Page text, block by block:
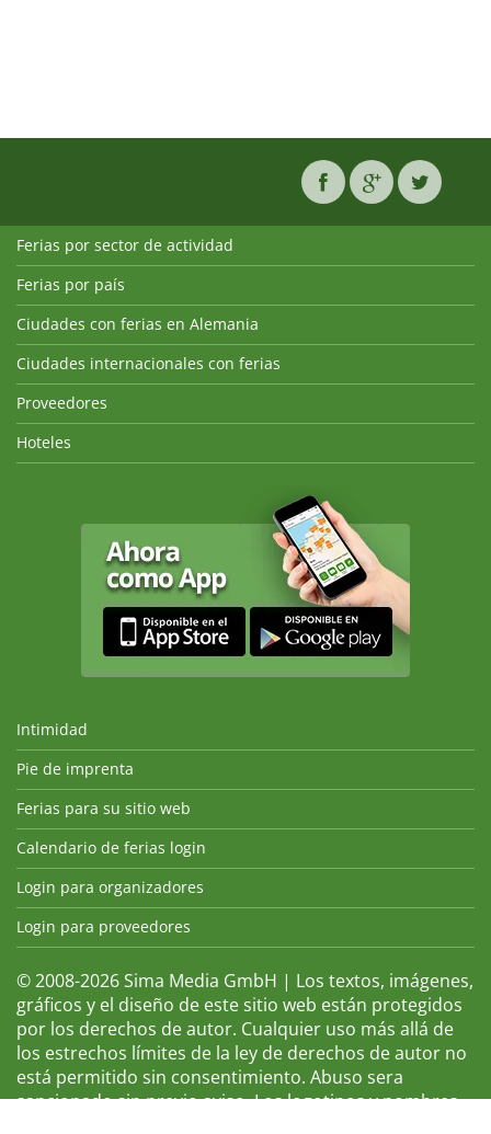
Ferias por sector de actividad
Ferias por país
Ciudades con ferias en Alemania
Ciudades internacionales con ferias
Proveedores
Hoteles
Intimidad
Pie de imprenta
Ferias para su sitio web
Calendario de ferias login
Login para organizadores
Login para proveedores
© 2008-2026 Sima Media GmbH | Los textos, imágenes,
gráficos y el diseño de este sitio web están protegidos
por los derechos de autor. Cualquier uso más allá de
los estrechos límites de la ley de derechos de autor no
está permitido sin consentimiento. Abuso sera
sancionado sin previo aviso. Los logotipos y nombres